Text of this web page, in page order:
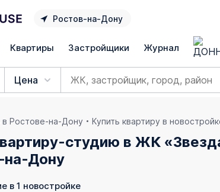
Ростов‑на‑Дону
Квартиры Застройщики Журнал
Цена
Ростове‑на‑Дону Купить квартиру в
студию в ЖК
в 1 новостройке